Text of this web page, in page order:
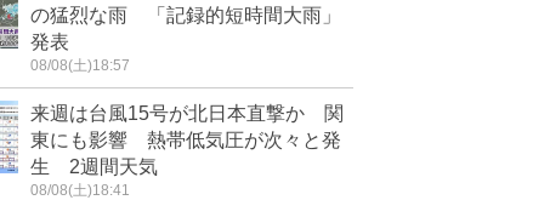
の猛烈な雨 「記録的短時間大雨」
発表
08/08(土)18:57
来週は台風15号が北日本直撃か 関
東にも影響 熱帯低気圧が次々と発
生 2週間天気
08/08(土)18:41